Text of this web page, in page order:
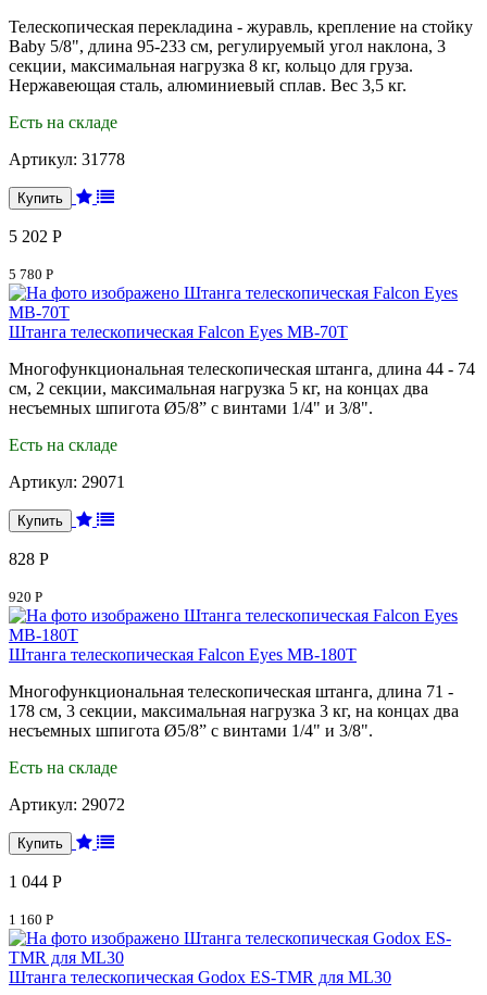
Телескопическая перекладина - журавль, крепление на стойку
Baby 5/8", длина 95-233 см, регулируемый угол наклона, 3
секции, максимальная нагрузка 8 кг, кольцо для груза.
Нержавеющая сталь, алюминиевый сплав. Вес 3,5 кг.
Есть на складе
Артикул: 31778
5 202 Р
5 780 Р
Штанга телескопическая Falcon Eyes MB-70T
Многофункциональная телескопическая штанга, длина 44 - 74
см, 2 секции, максимальная нагрузка 5 кг, на концах два
несъемных шпигота Ø5/8” с винтами 1/4" и 3/8".
Есть на складе
Артикул: 29071
828 Р
920 Р
Штанга телескопическая Falcon Eyes MB-180T
Многофункциональная телескопическая штанга, длина 71 -
178 см, 3 секции, максимальная нагрузка 3 кг, на концах два
несъемных шпигота Ø5/8” с винтами 1/4" и 3/8".
Есть на складе
Артикул: 29072
1 044 Р
1 160 Р
Штанга телескопическая Godox ES-TMR для ML30